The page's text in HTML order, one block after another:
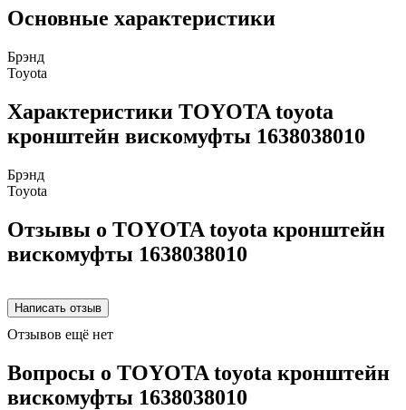
Основные характеристики
Брэнд
Toyota
Характеристики TOYOTA toyota
кронштейн вискомуфты 1638038010
Брэнд
Toyota
Отзывы о TOYOTA toyota кронштейн
вискомуфты 1638038010
Отзывов ещё нет
Вопросы о TOYOTA toyota кронштейн
вискомуфты 1638038010